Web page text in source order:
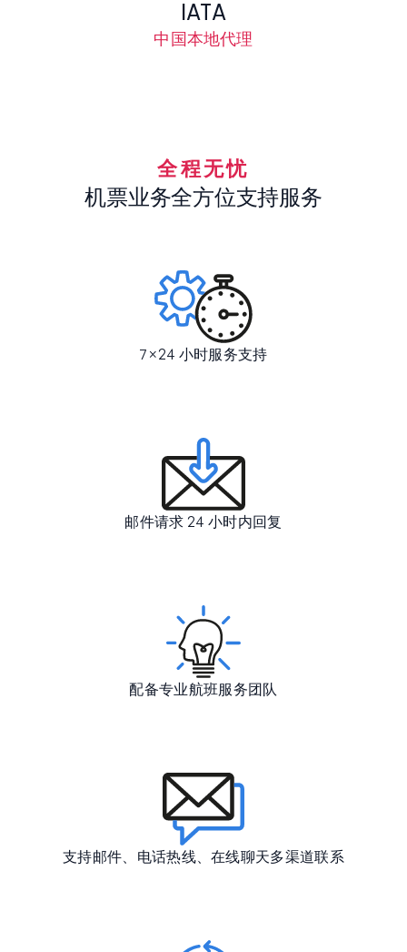
IATA
中国本地代理
全程无忧
机票业务全方位支持服务
7×24 小时服务支持
邮件请求 24 小时内回复
配备专业航班服务团队
支持邮件、电话热线、在线聊天多渠道联系